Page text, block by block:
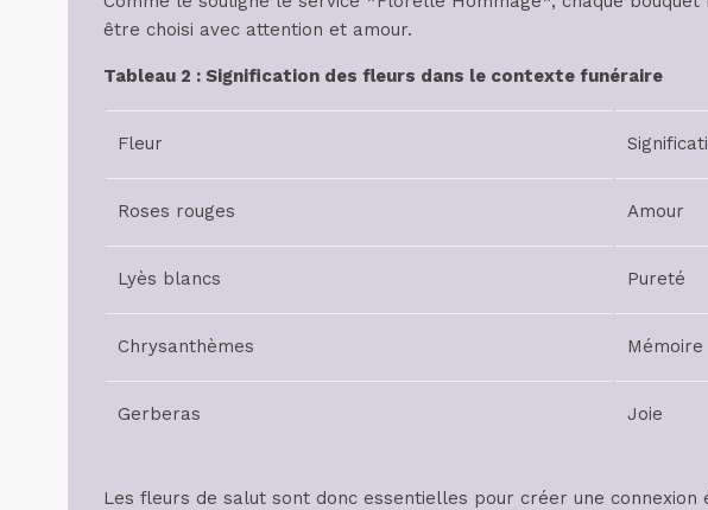
être choisi avec attention et amour.
Tableau 2 : Signification des fleurs dans le contexte funéraire
Fleur
Roses rouges Amour
Lyès blancs Pureté
Chrysanthèmes Mémoire
Gerberas Joie
Les fleurs de salut sont donc essentielles pour créer une